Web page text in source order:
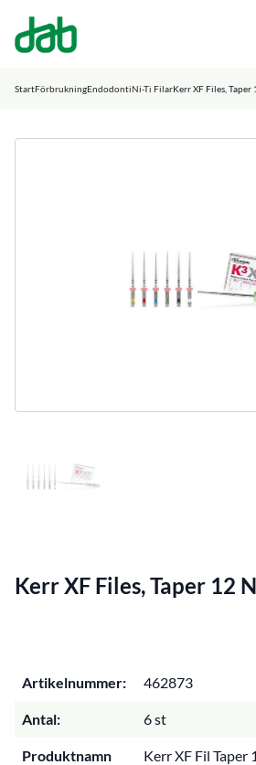
DAB Dental
StartFörbrukningEndodontiNi-Ti FilarKerr XF Files, Taper
Kerr XF Files, Taper 12
Artikelnummer: 462873
Antal: 6 st
Produktnamn Kerr XF Fil Taper